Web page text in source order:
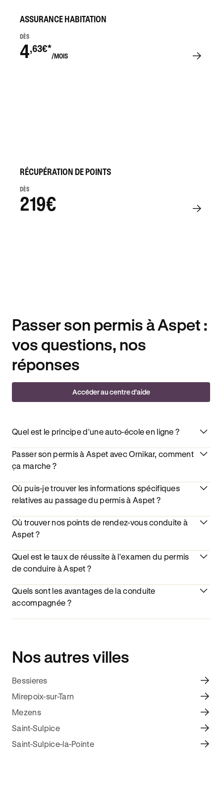
ASSURANCE HABITATION
DÈS
4,63€*
/MOIS
RÉCUPÉRATION DE POINTS
DÈS
219€
Passer son permis à Aspet :
vos questions, nos
réponses
Accéder au centre d’aide
Quel est le principe d'une auto-école en ligne ?
Passer son permis à Aspet avec Ornikar, comment
ça marche ?
Où puis-je trouver les informations spécifiques
relatives au passage du permis à Aspet ?
Où trouver nos points de rendez-vous conduite à
Aspet ?
Quel est le taux de réussite à l'examen du permis
de conduire à Aspet ?
Quels sont les avantages de la conduite
accompagnée ?
Nos autres villes
Bessieres
Mirepoix-sur-Tarn
Mezens
Saint-Sulpice
Saint-Sulpice-la-Pointe